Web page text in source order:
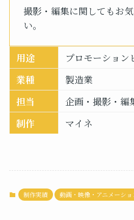
撮影・編集に関してもお
い。
用途
プロモーション
業種
製造業
担当
企画・撮影・編
制作
マイネ
制作実績 動画・映像・アニメーショ